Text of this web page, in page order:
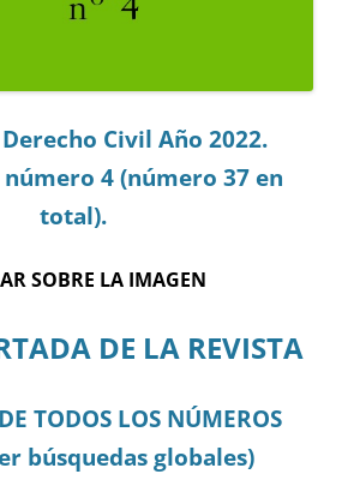
Civil Año 2022.
4 (número 37 en
total).
SOBRE LA IMAGEN
DE LA REVISTA
TODOS LOS NÚMEROS
búsquedas globales)